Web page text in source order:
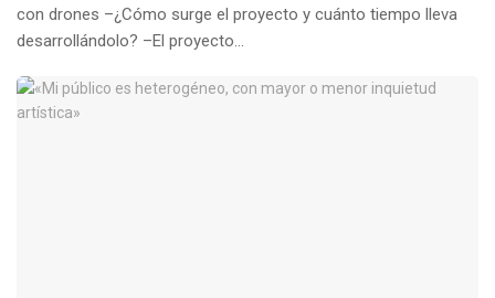
con drones –¿Cómo surge el proyecto y cuánto tiempo lleva
desarrollándolo? –El proyecto...